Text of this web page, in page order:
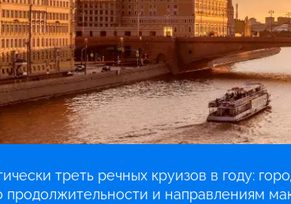
треть речных круизов в году:
продолжительности и направлениям